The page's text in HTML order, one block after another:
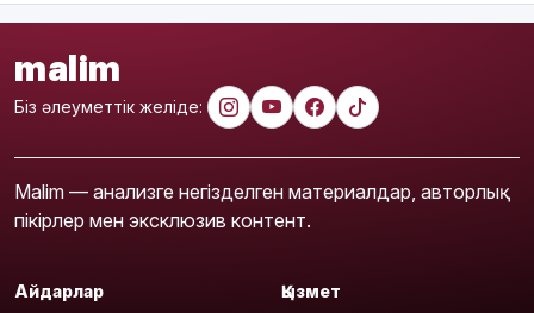
malim
Біз әлеуметтік желіде:
Malim — анализге негізделген материалдар, авторлық
пікірлер мен эксклюзив контент.
Айдарлар Қызмет